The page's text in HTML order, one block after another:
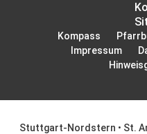
Kompass
Impressum
Stuttgart-Nordstern • St.